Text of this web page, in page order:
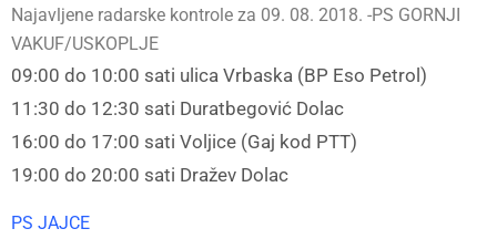
Najavljene radarske kontrole za 09. 08. 2018. -PS GORNJI
VAKUF/USKOPLJE
09:00 do 10:00 sati ulica Vrbaska (BP Eso Petrol)
11:30 do 12:30 sati Duratbegović Dolac
16:00 do 17:00 sati Voljice (Gaj kod PTT)
19:00 do 20:00 sati Dražev Dolac
PS JAJCE